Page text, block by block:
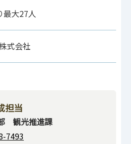
最大27人
式会社
担当
観光推進課
7493